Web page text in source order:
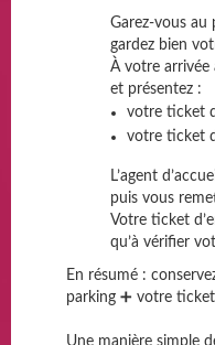
Garez-vous au
gardez bien
À votre arrivée
et présentez :
votre ticket
votre ticket
L’agent
puis vous
Votre ticket
qu’à vérifier
En résumé :
parking ➕ votre
Une manière simple